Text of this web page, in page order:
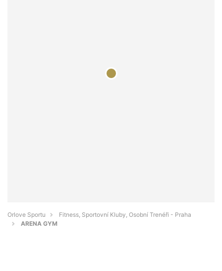
Orlove Sportu
Fitness, Sportovní Kluby, Osobní Trenéři - Praha
ARENA GYM